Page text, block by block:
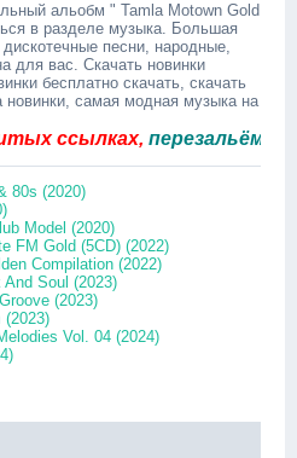
альобм " Tamla Motown Gold
в разделе музыка. Большая
песни, народные,
для вас. Скачать новинки
бесплатно скачать, скачать
самая модная музыка на
ссылках,перезальём
80s (2020)
Model (2020)
FM Gold (5CD) (2022)
Compilation (2022)
Soul (2023)
(2023)
(2023)
Vol. 04 (2024)